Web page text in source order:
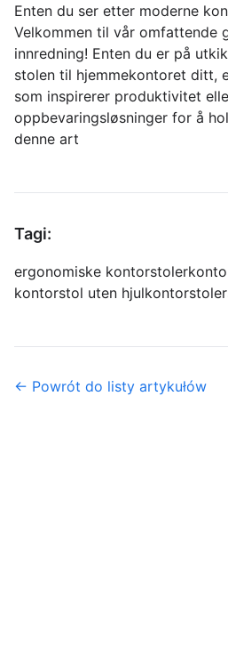
Enten du ser etter moderne
Velkommen til vår omfattende
innredning! Enten du er på
stolen til hjemmekontoret ditt,
som inspirerer produktivitet
oppbevaringsløsninger for å
denne art
Tagi:
ergonomiske kontorstoler
kontorstol uten hjulkontorstoler
← Powrót do listy artykułów